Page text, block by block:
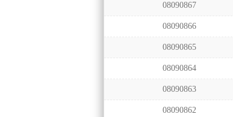
08090867
08090866
08090865
08090864
08090863
08090862